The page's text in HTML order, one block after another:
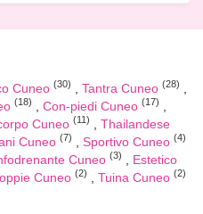
Cuneo (30) Tantra Cuneo (28)
(18) Con-piedi Cuneo (17)
Cuneo (11)
Thailandese
Cuneo (7) Sportivo Cuneo (4)
Cuneo (3)
Estetico
Cuneo (2) Tuina Cuneo (2)